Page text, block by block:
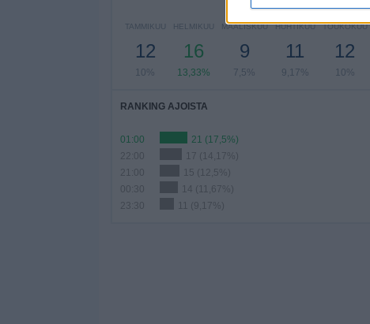
TAMMIKUU
12
10%
HELMIKUU
16
13,33%
MAALISKUU
9
7,5%
HUHTIKUU
11
9,17%
TOUKOKUU
12
10%
RANKING AJOISTA
01:00
21 (17,5%)
22:00
17 (14,17%)
21:00
15 (12,5%)
00:30
14 (11,67%)
23:30
11 (9,17%)